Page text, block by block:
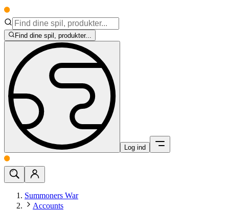
Find dine spil, produkter...
Log ind
Summoners War
Accounts